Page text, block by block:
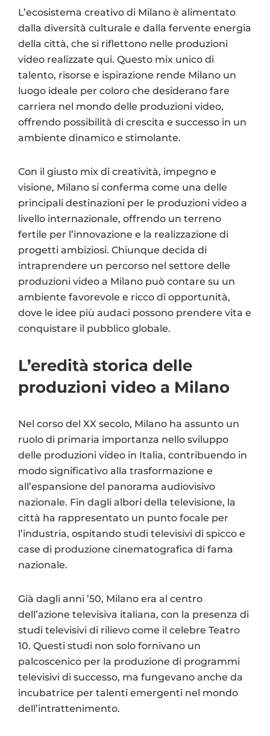
L’ecosistema creativo di Milano è alimentato
dalla diversità culturale e dalla fervente energia
della città, che si riflettono nelle produzioni
video realizzate qui. Questo mix unico di
talento, risorse e ispirazione rende Milano un
luogo ideale per coloro che desiderano fare
carriera nel mondo delle produzioni video,
offrendo possibilità di crescita e successo in un
ambiente dinamico e stimolante.
Con il giusto mix di creatività, impegno e
visione, Milano si conferma come una delle
principali destinazioni per le produzioni video a
livello internazionale, offrendo un terreno
fertile per l’innovazione e la realizzazione di
progetti ambiziosi. Chiunque decida di
intraprendere un percorso nel settore delle
produzioni video a Milano può contare su un
ambiente favorevole e ricco di opportunità,
dove le idee più audaci possono prendere vita e
conquistare il pubblico globale.
L’eredità storica delle
produzioni video a Milano
Nel corso del XX secolo, Milano ha assunto un
ruolo di primaria importanza nello sviluppo
delle produzioni video in Italia, contribuendo in
modo significativo alla trasformazione e
all’espansione del panorama audiovisivo
nazionale. Fin dagli albori della televisione, la
città ha rappresentato un punto focale per
l’industria, ospitando studi televisivi di spicco e
case di produzione cinematografica di fama
nazionale.
Già dagli anni ’50, Milano era al centro
dell’azione televisiva italiana, con la presenza di
studi televisivi di rilievo come il celebre Teatro
10. Questi studi non solo fornivano un
palcoscenico per la produzione di programmi
televisivi di successo, ma fungevano anche da
incubatrice per talenti emergenti nel mondo
dell’intrattenimento.